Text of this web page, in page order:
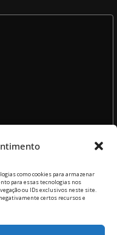
como cookies para armazenar
para essas tecnologias nos
ou IDs exclusivos neste site.
certos recursos e